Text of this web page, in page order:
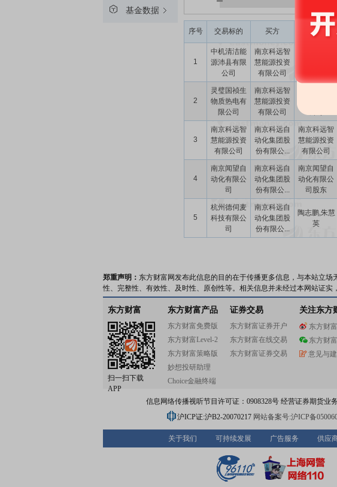
基金数据
序号 交易标的 买方 卖方
1
中机清洁能
源沛县有限
公司
南京科远智
慧能源投资
有限公司
2
灵璧国祯生
物质热电有
限公司
南京科远智
慧能源投资
有限公司
3
南京科远智
慧能源投资
有限公司
南京科远自
动化集团股
份有限公...
南京科远智
慧能源投资
有限公司
4
南京闻望自
动化有限公
司
南京科远自
动化集团股
份有限公...
南京闻望自
动化有限公
司股东
5
杭州德伺麦
科技有限公
司
南京科远自
动化集团股
份有限公...
陶志鹏,朱慧
英
郑重声明： 东方财富网发布此信息的目的在于传播更多信息，与本站立
性、完整性、有效性、及时性、原创性等。相关信息并未经过本网站证实
东方财富
扫一扫下载
APP
东方财富产品
东方财富免费版
东方财富Level-2
东方财富策略版
妙想投研助理
Choice金融终端
证券交易
东方财富证券开户
东方财富在线交易
东方财富证券交易
关注东方
东方财
东方财
意见与
信息网络传播视听节目许可证：0908328号 经营证券期货业
沪ICP证:沪B2-20070217 网站备案号:沪ICP备
关于我们 可持续发展 广告服务 供应